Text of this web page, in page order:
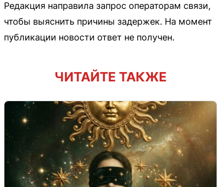
Редакция направила запрос операторам связи,
чтобы выяснить причины задержек. На момент
публикации новости ответ не получен.
ЧИТАЙТЕ ТАКЖЕ